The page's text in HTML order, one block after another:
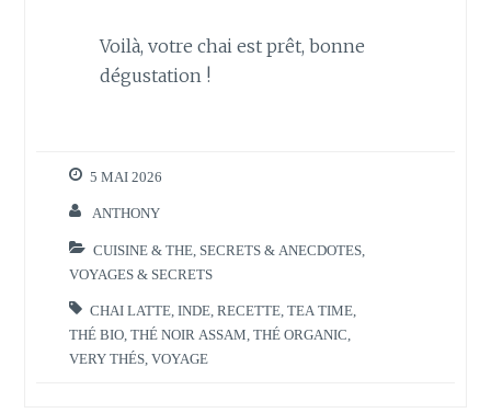
Voilà, votre chai est prêt, bonne
dégustation !
5 MAI 2026
ANTHONY
CUISINE & THE SECRETS & ANECDOTES
VOYAGES & SECRETS
CHAI LATTE ,INDE ,RECETTE ,TEA TIME
THÉ BIO ,THÉ NOIR ASSAM ,THÉ ORGANIC
VERY THÉS ,VOYAGE